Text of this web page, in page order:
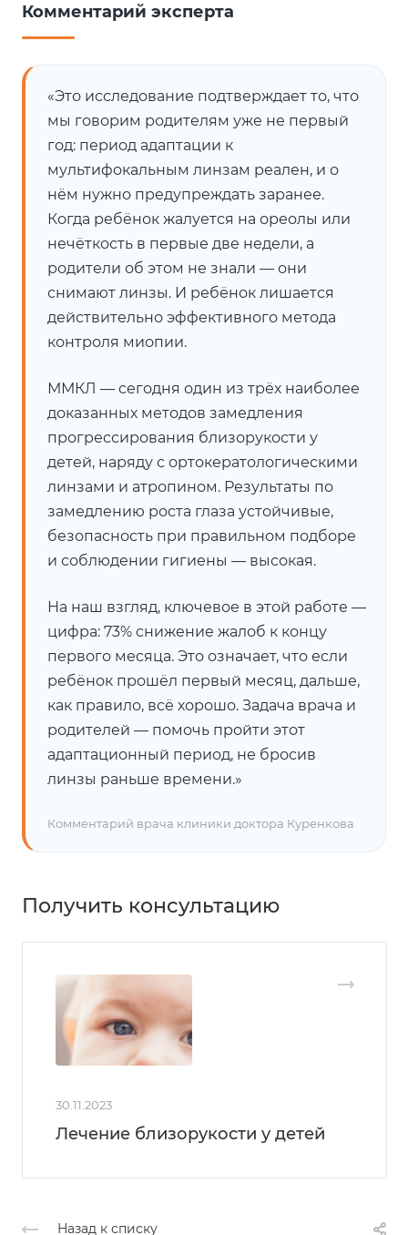
Комментарий эксперта
«Это исследование подтверждает то, что
мы говорим родителям уже не первый
год: период адаптации к
мультифокальным линзам реален, и о
нём нужно предупреждать заранее.
Когда ребёнок жалуется на ореолы или
нечёткость в первые две недели, а
родители об этом не знали — они
снимают линзы. И ребёнок лишается
действительно эффективного метода
контроля миопии.
ММКЛ — сегодня один из трёх наиболее
доказанных методов замедления
прогрессирования близорукости у
детей, наряду с ортокератологическими
линзами и атропином. Результаты по
замедлению роста глаза устойчивые,
безопасность при правильном подборе
и соблюдении гигиены — высокая.
На наш взгляд, ключевое в этой работе —
цифра: 73% снижение жалоб к концу
первого месяца. Это означает, что если
ребёнок прошёл первый месяц, дальше,
как правило, всё хорошо. Задача врача и
родителей — помочь пройти этот
адаптационный период, не бросив
линзы раньше времени.»
Комментарий врача клиники доктора Куренкова
Получить консультацию
30.11.2023
Лечение близорукости у детей
Назад к списку